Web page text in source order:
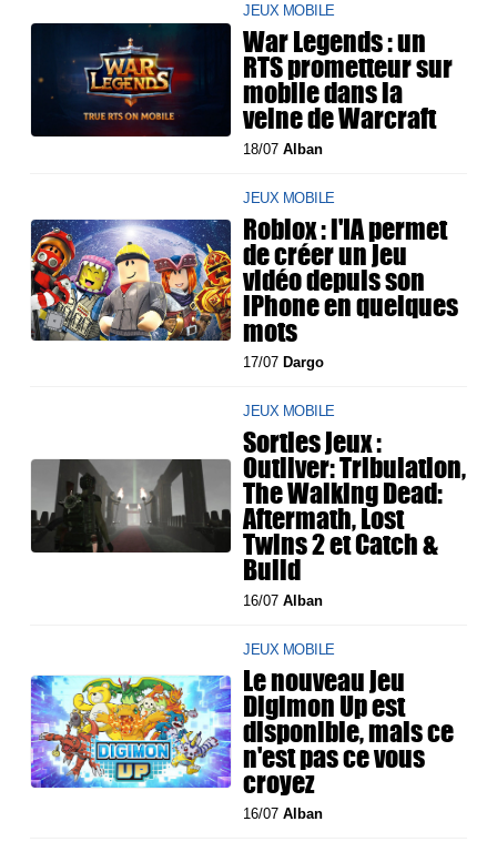
JEUX MOBILE
War Legends : un
RTS prometteur sur
mobile dans la
veine de Warcraft
18/07Alban
JEUX MOBILE
Roblox : l'IA permet
de créer un jeu
vidéo depuis son
iPhone en quelques
mots
17/07 Dargo
JEUX MOBILE
Sorties jeux :
Outliver: Tribulation,
The Walking Dead:
Aftermath, Lost
Twins 2 et Catch &
Build
16/07Alban
JEUX MOBILE
Le nouveau jeu
Digimon Up est
disponible, mais ce
n'est pas ce vous
croyez
16/07Alban